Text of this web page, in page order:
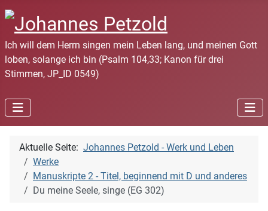
Ich will dem Herrn singen mein Leben lang, und meinen Gott
loben, solange ich bin (Psalm 104,33; Kanon für drei
Stimmen, JP_ID 0549)
Aktuelle Seite: Johannes Petzold - Werk und Leben
Werke
Manuskripte 2 - Titel, beginnend mit D und anderes
Du meine Seele, singe (EG 302)